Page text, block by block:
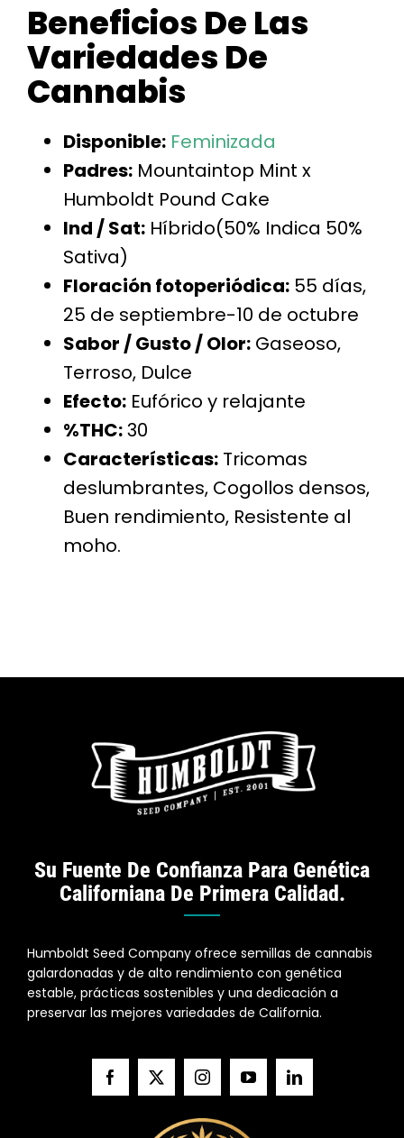
Beneficios De Las
Variedades De
Cannabis
Disponible: Feminizada
Padres:Mountaintop Mint x
Humboldt Pound Cake
Ind / Sat:Híbrido(50% Indica 50%
Sativa)
Floración fotoperiódica:55 días,
25 de septiembre-10 de octubre
Sabor / Gusto / Olor:Gaseoso,
Terroso, Dulce
Efecto:Eufórico y relajante
%THC:30
Características:Tricomas
deslumbrantes, Cogollos densos,
Buen rendimiento, Resistente al
moho.
Su Fuente De Confianza Para Genética
Californiana De Primera Calidad.
Humboldt Seed Company ofrece semillas de cannabis
galardonadas y de alto rendimiento con genética
estable, prácticas sostenibles y una dedicación a
preservar las mejores variedades de California.